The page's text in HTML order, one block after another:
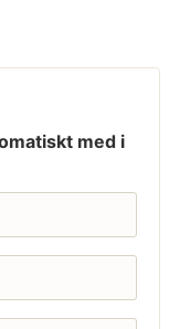
med i